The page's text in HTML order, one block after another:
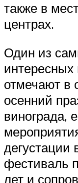
также в
центрах.
Один из
интересных
отмечают в
осенний
винограда,
дегустации
фестиваль
лет и